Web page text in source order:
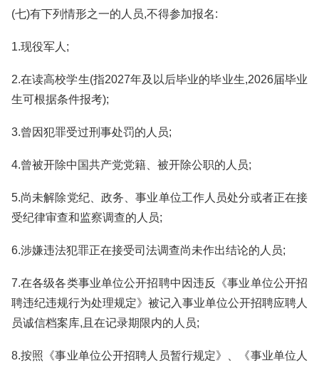
(七)有下列情形之一的人员,不得参加报名:
1.现役军人;
2.在读高校学生(指2027年及以后毕业的毕业生,2026届毕业
生可根据条件报考);
3.曾因犯罪受过刑事处罚的人员;
4.曾被开除中国共产党党籍、被开除公职的人员;
5.尚未解除党纪、政务、事业单位工作人员处分或者正在接
受纪律审查和监察调查的人员;
6.涉嫌违法犯罪正在接受司法调查尚未作出结论的人员;
7.在各级各类事业单位公开招聘中因违反《事业单位公开招
聘违纪违规行为处理规定》被记入事业单位公开招聘应聘人
员诚信档案库,且在记录期限内的人员;
8.按照《事业单位公开招聘人员暂行规定》、《事业单位人